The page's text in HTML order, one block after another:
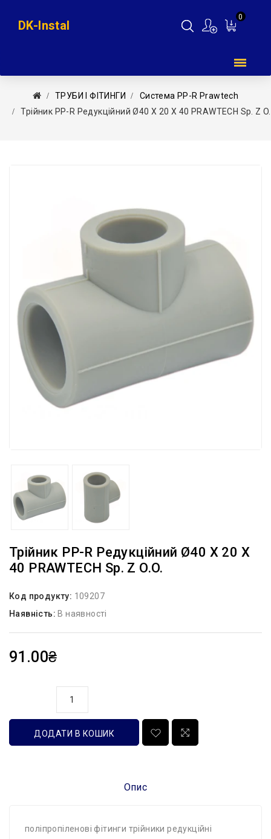
0
DK-Instal
ТРУБИ І ФІТИНГИ
Система PP-R Prawtech
Трійник PP-R Редукційний Ø40 X 20 X 40 PRAWTECH Sp. Z
Трійник PP-R Редукційний Ø40 X 20 X
40 PRAWTECH Sp. Z O.o.
Код продукту: 109207
Наявність: В наявності
91.00₴
ДОДАТИ В КОШИК
Опис
поліпропіленові фітинги трійники редукційні